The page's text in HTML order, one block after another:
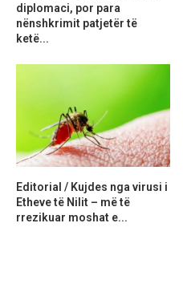
diplomaci, por para
nënshkrimit patjetër të
ketë...
Editorial / Kujdes nga virusi i
Etheve të Nilit – më të
rrezikuar moshat e...